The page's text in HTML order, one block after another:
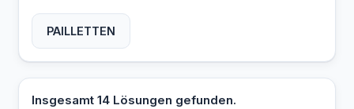
PAILLETTEN
Insgesamt 14 Lösungen gefunden.